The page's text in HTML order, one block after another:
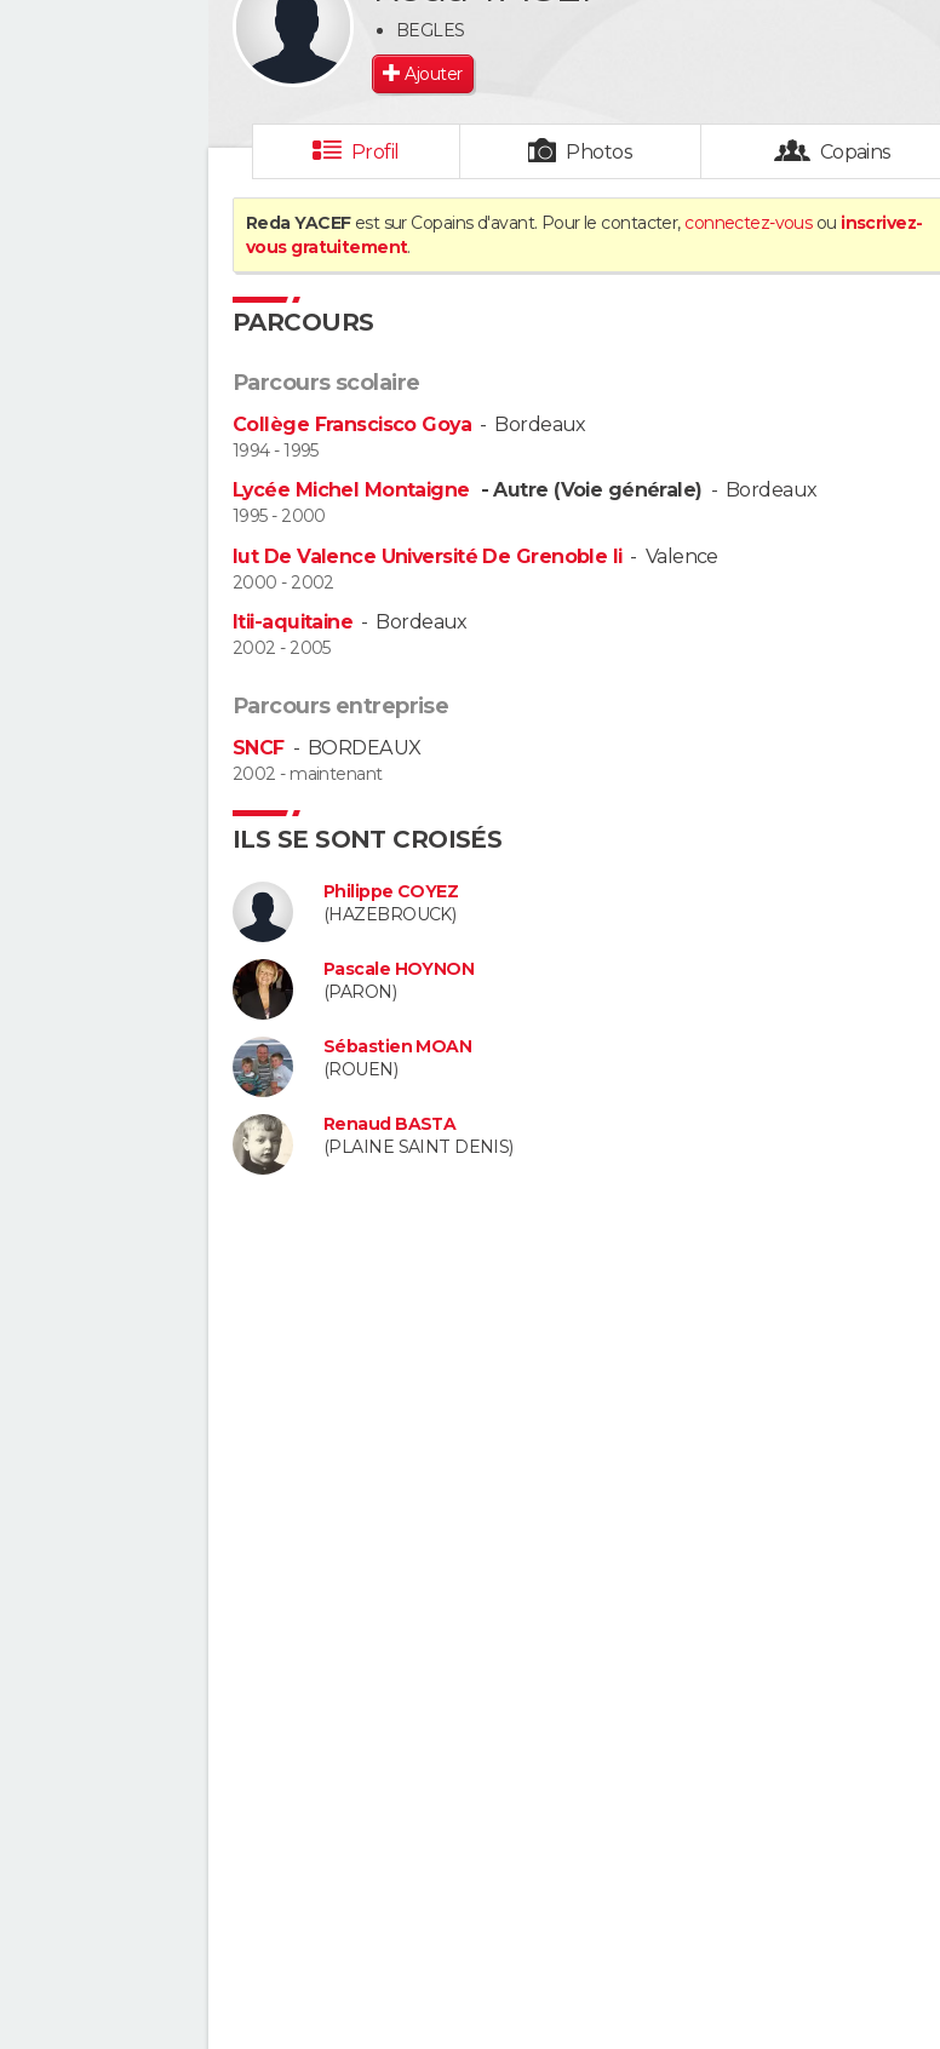
BEGLES
Ajouter
Profil Photos Copains
Reda YACEFest sur Copains d'avant. Pour le contacter, connectez-vousou inscrivez-
vous gratuitement.
PARCOURS
Parcours scolaire
Collège Franscisco Goya - Bordeaux
1994 - 1995
Lycée Michel Montaigne - Autre (Voie générale) - Bordeaux
1995 - 2000
Iut De Valence Université De Grenoble Ii- Valence
2000 - 2002
Itii-aquitaine - Bordeaux
2002 - 2005
Parcours entreprise
SNCF- BORDEAUX
2002 - maintenant
ILS SE SONT CROISÉS
Philippe COYEZ
(HAZEBROUCK)
Pascale HOYNON
(PARON)
Sébastien MOAN
(ROUEN)
Renaud BASTA
(PLAINE SAINT DENIS)